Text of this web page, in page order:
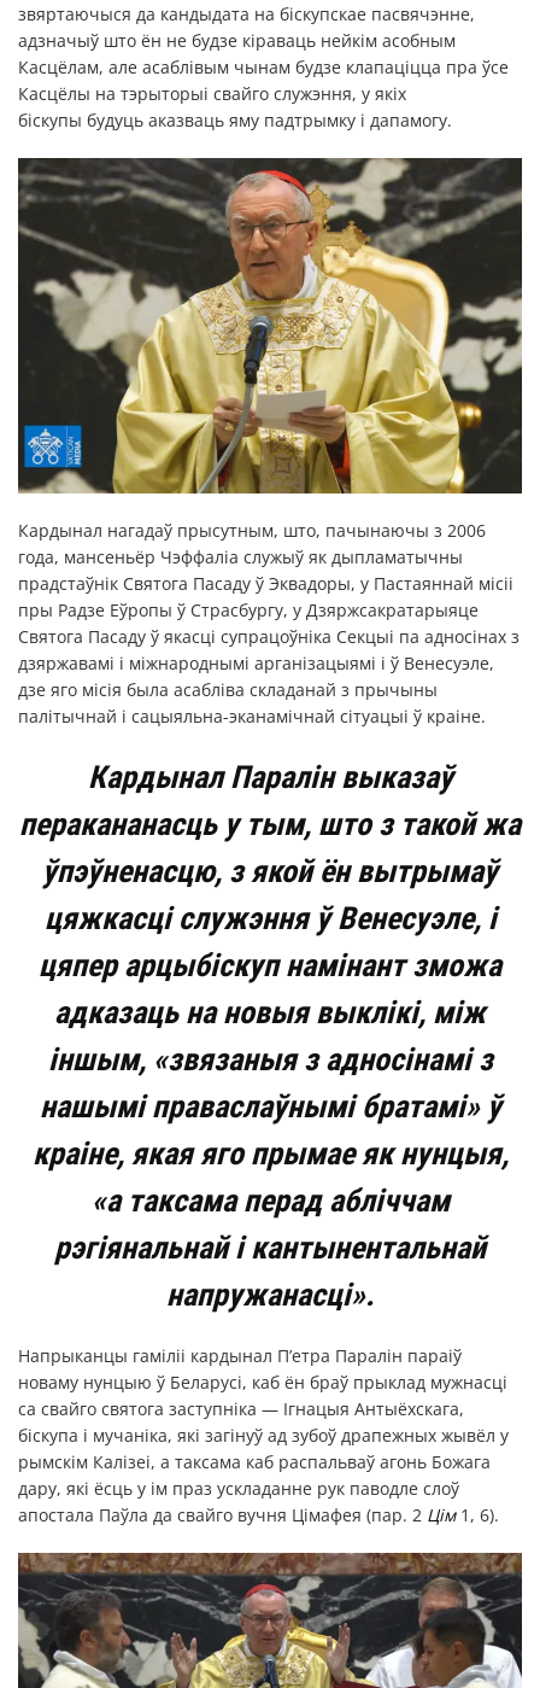
звяртаючыся да кандыдата на біскупскае пасвячэнне,
адзначыў што ён не будзе кіраваць нейкім асобным
Касцёлам, але асаблівым чынам будзе клапаціцца пра ўсе
Касцёлы на тэрыторыі свайго служэння, у якіх
біскупы будуць аказваць яму падтрымку і дапамогу.
Кардынал нагадаў прысутным, што, пачынаючы з 2006
года, мансеньёр Чэффаліа служыў як дыпламатычны
прадстаўнік Святога Пасаду ў Эквадоры, у Пастаяннай місіі
пры Радзе Еўропы ў Страсбургу, у Дзяржсакратарыяце
Святога Пасаду ў якасці супрацоўніка Секцыі па адносінах з
дзяржавамі і міжнароднымі арганізацыямі і ў Венесуэле,
дзе яго місія была асабліва складанай з прычыны
палітычнай і сацыяльна-эканамічнай сітуацыі ў краіне.
Кардынал Паралін выказаў
перакананасць у тым, што з такой жа
ўпэўненасцю, з якой ён вытрымаў
цяжкасці служэння ў Венесуэле, і
цяпер арцыбіскуп намінант зможа
адказаць на новыя выклікі, між
іншым, «звязаныя з адносінамі з
нашымі праваслаўнымі братамі» ў
краіне, якая яго прымае як нунцыя,
«а таксама перад абліччам
рэгіянальнай і кантынентальнай
напружанасці».
Напрыканцы гаміліі кардынал П’етра Паралін параіў
новаму нунцыю ў Беларусі, каб ён браў прыклад мужнасці
са свайго святога заступніка — Ігнацыя Антыёхскага,
біскупа і мучаніка, які загінуў ад зубоў драпежных жывёл у
рымскім Калізеі, а таксама каб распальваў агонь Божага
дару, які ёсць у ім праз ускладанне рук паводле слоў
апостала Паўла да свайго вучня Цімафея (пар. 2 Цім1, 6).